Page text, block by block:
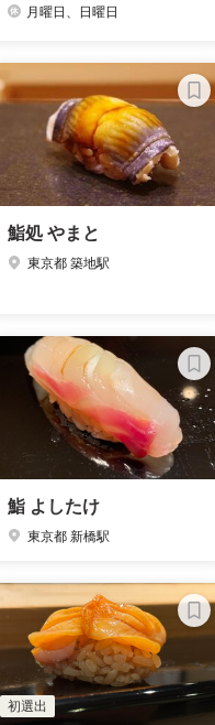
月曜日、日曜日
鮨処 やまと
東京都 築地駅
鮨 よしたけ
東京都 新橋駅
初選出